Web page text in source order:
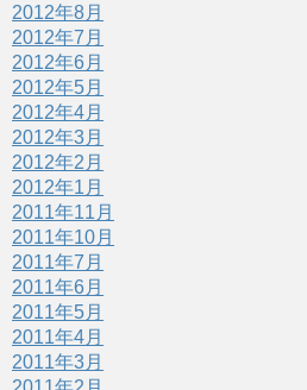
2012年8月
2012年7月
2012年6月
2012年5月
2012年4月
2012年3月
2012年2月
2012年1月
2011年11月
2011年10月
2011年7月
2011年6月
2011年5月
2011年4月
2011年3月